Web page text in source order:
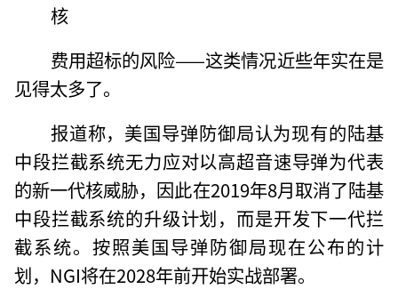
核
费用超标的风险——这类情况近些年实在是
见得太多了。
报道称，美国导弹防御局认为现有的陆基
中段拦截系统无力应对以高超音速导弹为代表
的新一代核威胁，因此在2019年8月取消了陆基
中段拦截系统的升级计划，而是开发下一代拦
截系统。按照美国导弹防御局现在公布的计
划，NGI将在2028年前开始实战部署。